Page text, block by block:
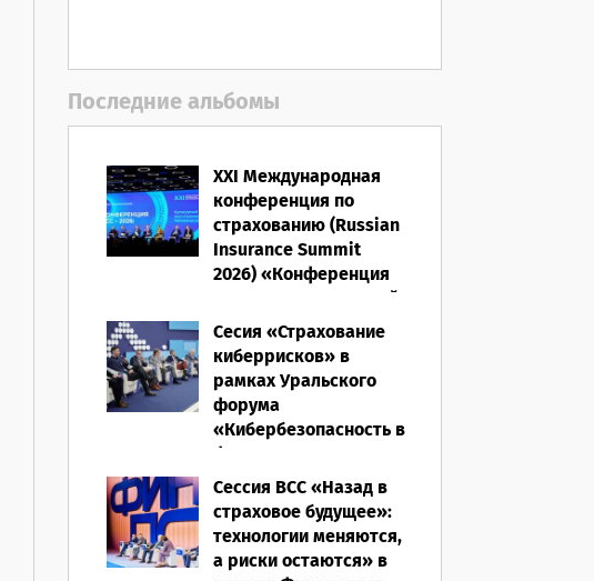
Последние альбомы
XXI Международная
конференция по
страхованию (Russian
Insurance Summit
2026) «Конференция
ВСС-2026: Культурный
код страхования/
Человеческий
фактор»
28.05.2026
Сесия «Страхование
киберрисков» в
рамках Уральского
форума
«Кибербезопасность в
финансах» 2026
16.03.2026
Сессия ВСС «Назад в
страховое будущее»:
технологии меняются,
а риски остаются» в